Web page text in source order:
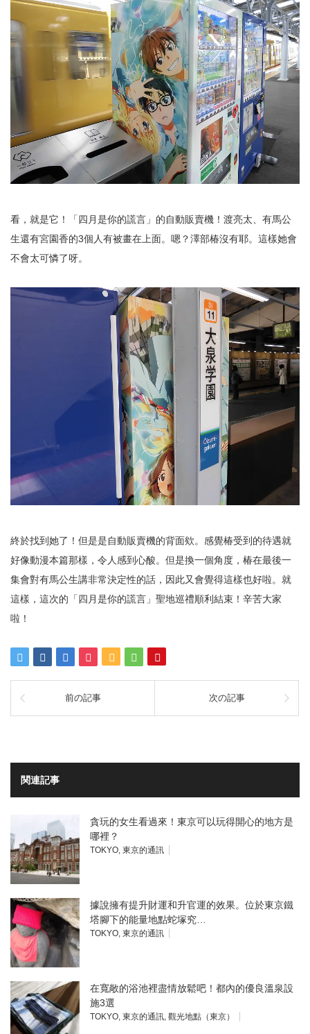
看，就是它！「四月是你的謊言」的自動販賣機！渡亮太、有馬公
生還有宮園香的3個人有被畫在上面。嗯？澤部椿沒有耶。這樣她會
不會太可憐了呀。
終於找到她了！但是是自動販賣機的背面欸。感覺椿受到的待遇就
好像動漫本篇那樣，令人感到心酸。但是換一個角度，椿在最後一
集會對有馬公生講非常決定性的話，因此又會覺得這樣也好啦。就
這樣，這次的「四月是你的謊言」聖地巡禮順利結束！辛苦大家
啦！
前の記事 次の記事
関連記事
貪玩的女生看過來！東京可以玩得開心的地方是
哪裡？
TOKYO, 東京的通訊
據說擁有提升財運和升官運的效果。位於東京鐵
塔腳下的能量地點蛇塚究…
TOKYO, 東京的通訊
在寬敞的浴池裡盡情放鬆吧！都內的優良溫泉設
施3選
TOKYO, 東京的通訊, 觀光地點（東京）